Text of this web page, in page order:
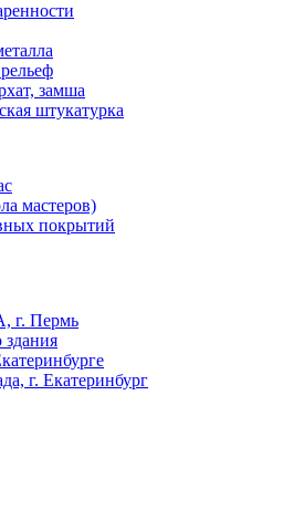
замша
штукатурка
мастеров)
покрытий
г. Пермь
г. Екатеринбург